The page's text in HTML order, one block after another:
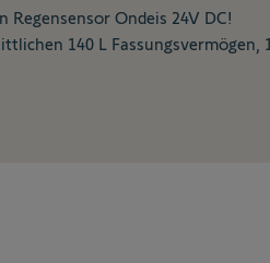
Regensensor Ondeis 24V DC!
140 L Fassungsvermögen,